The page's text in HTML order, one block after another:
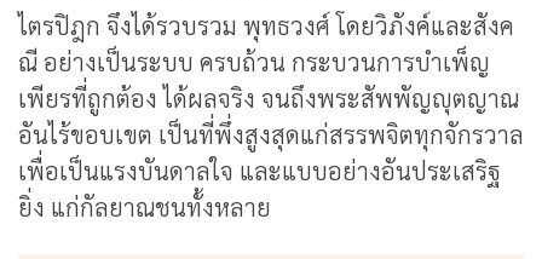
ไตรปิฎก จึงได้รวบรวม พุทธวงศ์ โดยวิภังค์และสังค
ณี อย่างเป็นระบบ ครบถ้วน กระบวนการบำเพ็ญ
เพียรที่ถูกต้อง ได้ผลจริง จนถึงพระสัพพัญญุตญาณ
อันไร้ขอบเขต เป็นที่พึ่งสูงสุดแก่สรรพจิตทุกจักรวาล
เพื่อเป็นแรงบันดาลใจ และแบบอย่างอันประเสริฐ
ยิ่ง แก่กัลยาณชนทั้งหลาย